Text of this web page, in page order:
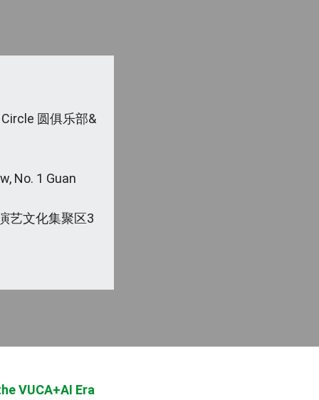
圆俱乐部&
No. 1 Guan
艺文化集聚区3
VUCA+AI Era